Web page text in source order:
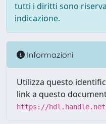
tutti i diritti sono
indicazione.
Informazioni
Utilizza questo
link a questo
https://hdl.handle.net/